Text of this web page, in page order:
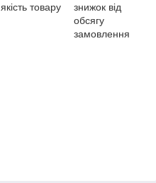
якість товару
знижок від
обсягу
замовлення